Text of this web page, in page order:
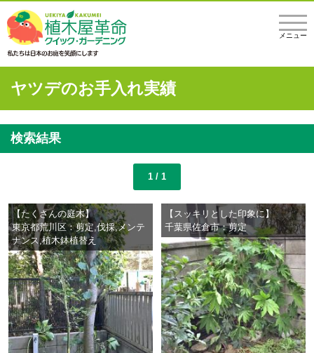
メニュー
ヤツデのお手入れ実績
検索結果
1 / 1
【たくさんの庭木】
東京都荒川区：剪定,伐採,メンテ
ナンス,植木鉢植替え
【スッキリとした印象に】
千葉県佐倉市：剪定